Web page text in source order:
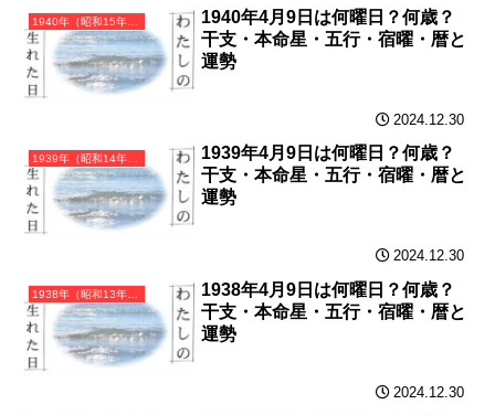
1940年（昭和15年）庚辰（かのえたつ）・辰年（たつ年）カレンダー（月曜はじまり）
1940年4月9日は何曜日？何歳？
干支・本命星・五行・宿曜・暦と
運勢
2024.12.30
1939年（昭和14年）己卯（つちのとう）・卯年（うさぎ年）カレンダー（月曜はじまり）
1939年4月9日は何曜日？何歳？
干支・本命星・五行・宿曜・暦と
運勢
2024.12.30
1938年（昭和13年）戊寅（つちのえとら）・寅年（とら年）カレンダー（月曜はじまり）
1938年4月9日は何曜日？何歳？
干支・本命星・五行・宿曜・暦と
運勢
2024.12.30